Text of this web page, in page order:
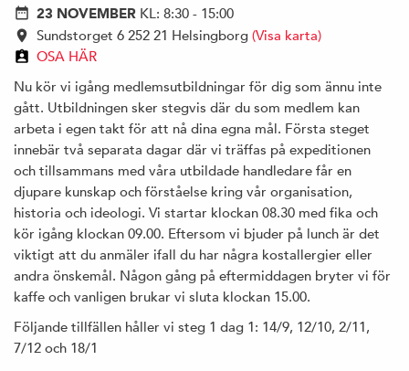
23 NOVEMBER KL: 8:30 - 15:00
Sundstorget 6 252 21 Helsingborg (Visa karta)
OSA HÄR
Nu kör vi igång medlemsutbildningar för dig som ännu inte
gått. Utbildningen sker stegvis där du som medlem kan
arbeta i egen takt för att nå dina egna mål. Första steget
innebär två separata dagar där vi träffas på expeditionen
och tillsammans med våra utbildade handledare får en
djupare kunskap och förståelse kring vår organisation,
historia och ideologi. Vi startar klockan 08.30 med fika och
kör igång klockan 09.00. Eftersom vi bjuder på lunch är det
viktigt att du anmäler ifall du har några kostallergier eller
andra önskemål. Någon gång på eftermiddagen bryter vi för
kaffe och vanligen brukar vi sluta klockan 15.00.
Följande tillfällen håller vi steg 1 dag 1: 14/9, 12/10, 2/11,
7/12 och 18/1